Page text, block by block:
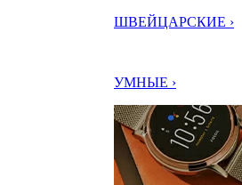
ШВЕЙЦАРСКИЕ ›
УМНЫЕ ›